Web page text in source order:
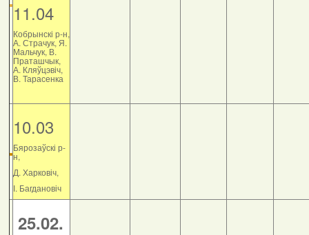
11.04
Кобрынскі р-н,
А. Страчук, Я.
Мальчук, В.
Праташчык,
А. Кляўцэвіч,
В. Тарасенка
10.03
Бярозаўскі р-
н,
Д. Харковіч,
І. Багдановіч
25.02.